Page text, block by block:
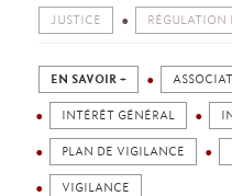
JUSTICE RÉGULATION
EN SAVOIR +
INTÉRÊT GÉNÉRAL
PLAN DE VIGILANCE
VIGILANCE